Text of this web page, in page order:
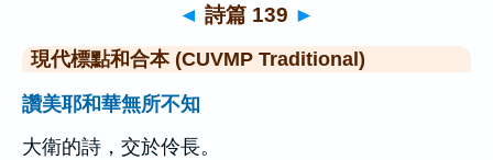
◄ 詩篇 139 ►
現代標點和合本 (CUVMP Traditional)
讚美耶和華無所不知
大衛的詩，交於伶長。